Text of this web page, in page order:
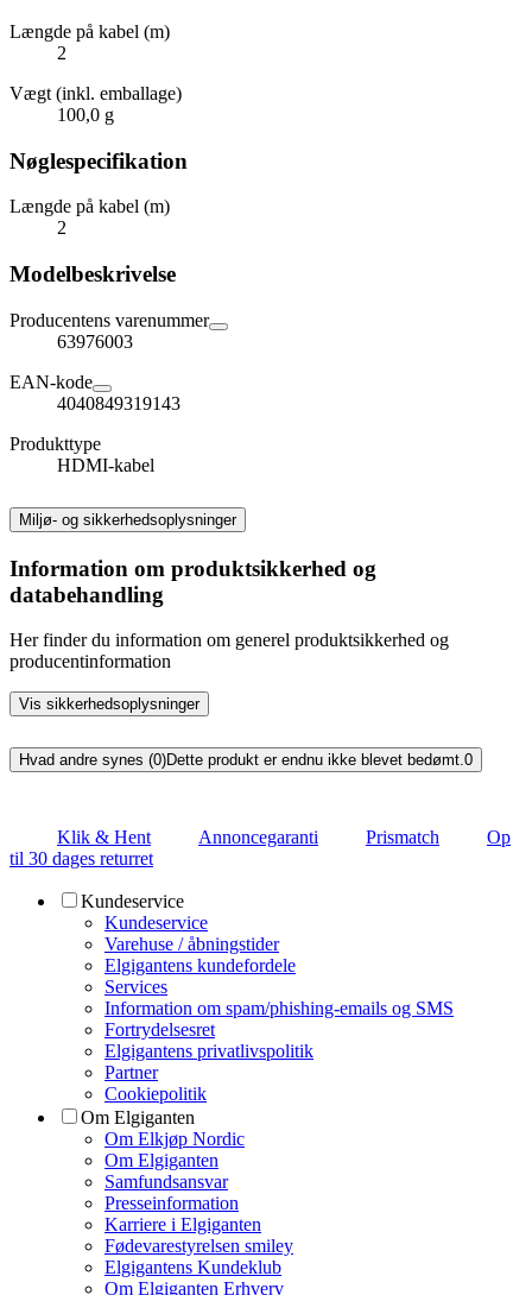
Længde på kabel (m)
2
Vægt (inkl. emballage)
100,0 g
Nøglespecifikation
Længde på kabel (m)
2
Modelbeskrivelse
Producentens varenummer
63976003
EAN-kode
4040849319143
Produkttype
HDMI-kabel
Miljø- og sikkerhedsoplysninger
Information om produktsikkerhed og
databehandling
Her finder du information om generel produktsikkerhed og
producentinformation
Vis sikkerhedsoplysninger
Hvad andre synes (0)Dette produkt er endnu ikke blevet bedømt.0
Klik & Hent Annoncegaranti Prismatch
Op
til 30 dages returret
Kundeservice
Kundeservice
Varehuse / åbningstider
Elgigantens kundefordele
Services
Information om spam/phishing-emails og SMS
Fortrydelsesret
Elgigantens privatlivspolitik
Partner
Cookiepolitik
Om Elgiganten
Om Elkjøp Nordic
Om Elgiganten
Samfundsansvar
Presseinformation
Karriere i Elgiganten
Fødevarestyrelsen smiley
Elgigantens Kundeklub
Om Elgiganten Erhverv